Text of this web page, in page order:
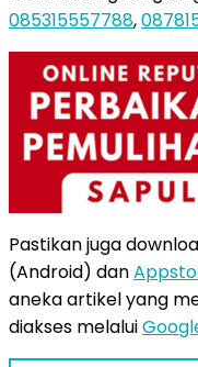
085315557788,
Pastikan juga
(Android) dan
aneka artikel yang
diakses melalui